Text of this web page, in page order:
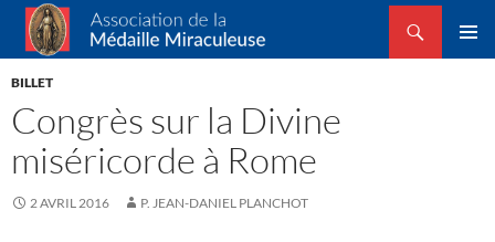
Association de la Médaille Miraculeuse
Recherche
ALLER
BILLET
Congrès sur la Divine
miséricorde à Rome
2 AVRIL 2016 P. JEAN-DANIEL PLANCHOT